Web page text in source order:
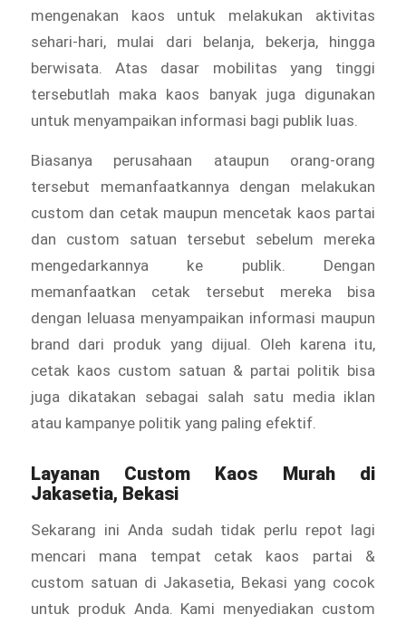
mengenakan kaos untuk melakukan aktivitas
sehari-hari, mulai dari belanja, bekerja, hingga
berwisata. Atas dasar mobilitas yang tinggi
tersebutlah maka kaos banyak juga digunakan
untuk menyampaikan informasi bagi publik luas.
Biasanya perusahaan ataupun orang-orang
tersebut memanfaatkannya dengan melakukan
custom dan cetak maupun mencetak kaos partai
dan custom satuan tersebut sebelum mereka
mengedarkannya ke publik. Dengan
memanfaatkan cetak tersebut mereka bisa
dengan leluasa menyampaikan informasi maupun
brand dari produk yang dijual. Oleh karena itu,
cetak kaos custom satuan & partai politik bisa
juga dikatakan sebagai salah satu media iklan
atau kampanye politik yang paling efektif.
Layanan Custom Kaos Murahdi
Jakasetia, Bekasi
Sekarang ini Anda sudah tidak perlu repot lagi
mencari mana tempat cetak kaos partai &
custom satuan di Jakasetia, Bekasi yang cocok
untuk produk Anda. Kami menyediakan custom